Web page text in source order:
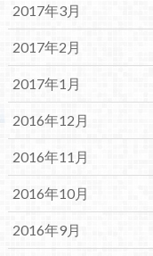
2017年3月
2017年2月
2017年1月
2016年12月
2016年11月
2016年10月
2016年9月